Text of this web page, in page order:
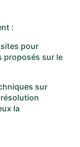
:
pour
proposés sur le
sur
la